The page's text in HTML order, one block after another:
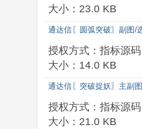
大小：23.0 KB
通达信〖圆弧突破〗副图/
授权方式：指标源码
大小：14.0 KB
通达信〖突破捉妖〗主副
授权方式：指标源码
大小：21.0 KB